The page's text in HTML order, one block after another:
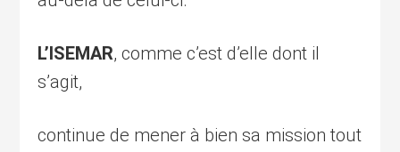
L’ISEMAR, comme c’est d’elle dont il
s’agit,
continue de mener à bien sa mission tout